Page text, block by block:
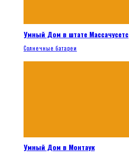
Умный Дом в штате Массачусетс
Солнечные батареи
Умный Дом в Монтаук